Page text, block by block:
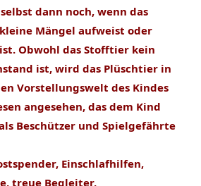
dann noch, wenn das
Mängel aufweist oder
Obwohl das Stofftier kein
ist, wird das Plüschtier in
Vorstellungswelt des Kindes
angesehen, das dem Kind
Beschützer und Spielgefährte
Einschlafhilfen,
treue Begleiter,